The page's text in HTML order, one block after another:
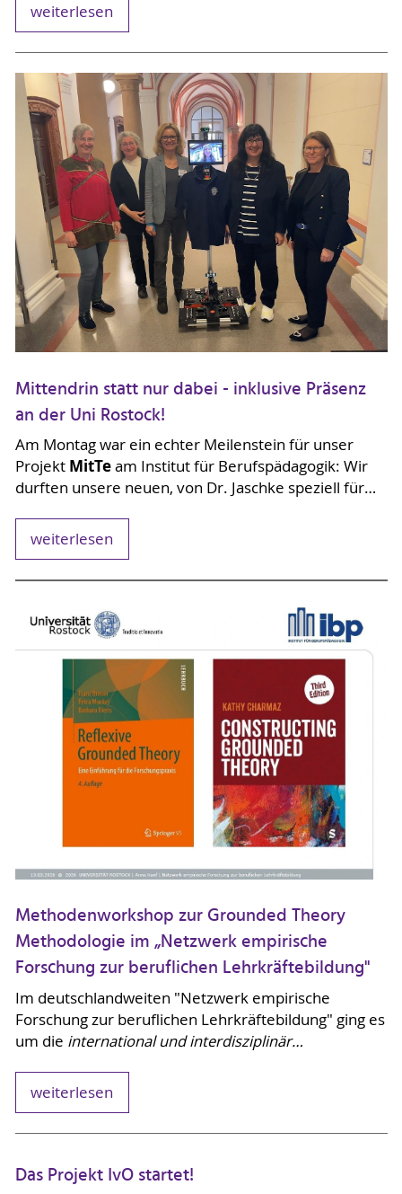
weiterlesen
Mittendrin statt nur dabei - inklusive Präsenz
an der Uni Rostock!
Am Montag war ein echter Meilenstein für unser
Projekt MitTeam Institut für Berufspädagogik: Wir
durften unsere neuen, von Dr. Jaschke speziell für…
weiterlesen
Methodenworkshop zur Grounded Theory
Methodologie im „Netzwerk empirische
Forschung zur beruflichen Lehrkräftebildung"
Im deutschlandweiten "Netzwerk empirische
Forschung zur beruflichen Lehrkräftebildung" ging es
um die international und interdisziplinär…
weiterlesen
Das Projekt IvO startet!